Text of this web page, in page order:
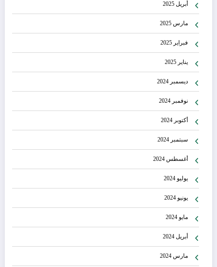
أبريل 2025
مارس 2025
فبراير 2025
يناير 2025
ديسمبر 2024
نوفمبر 2024
أكتوبر 2024
سبتمبر 2024
أغسطس 2024
يوليو 2024
يونيو 2024
مايو 2024
أبريل 2024
مارس 2024